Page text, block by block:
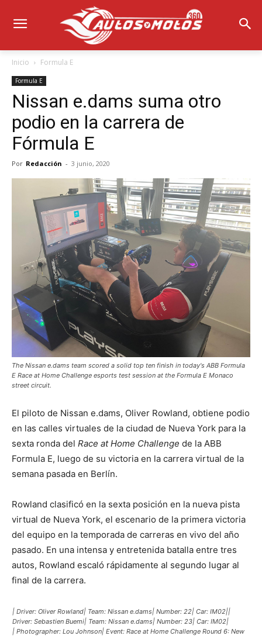
Inicio Formula E
Formula E
Nissan e.dams suma otro
podio en la carrera de
Fórmula E
Por Redacción - 3 junio, 2020
The Nissan e.dams team scored a solid top ten finish in today's ABB Formula
E Race at Home Challenge esports test session at the Formula E Monaco
street circuit.
El piloto de Nissan e.dams, Oliver Rowland, obtiene podio
en las calles virtuales de la ciudad de Nueva York para la
sexta ronda del Race at Home Challenge de la ABB
Formula E, luego de su victoria en la carrera virtual de la
semana pasada en Berlín.
Rowland clasificó en la sexta posición en la nueva pista
virtual de Nueva York, el escenario de la primera victoria
del equipo en la temporada de carreras en vivo del año
pasado. En una intensa y entretenida batalla entre tres
autos, Rowland escaló rápidamente al segundo lugar al
final de la carrera.
| Driver: Oliver Rowland| Team: Nissan e.dams| Number: 22| Car: IM02||
Driver: Sebastien Buemi| Team: Nissan e.dams| Number: 23| Car: IM02|
| Photographer: Lou Johnson| Event: Race at Home Challenge Round 6: New